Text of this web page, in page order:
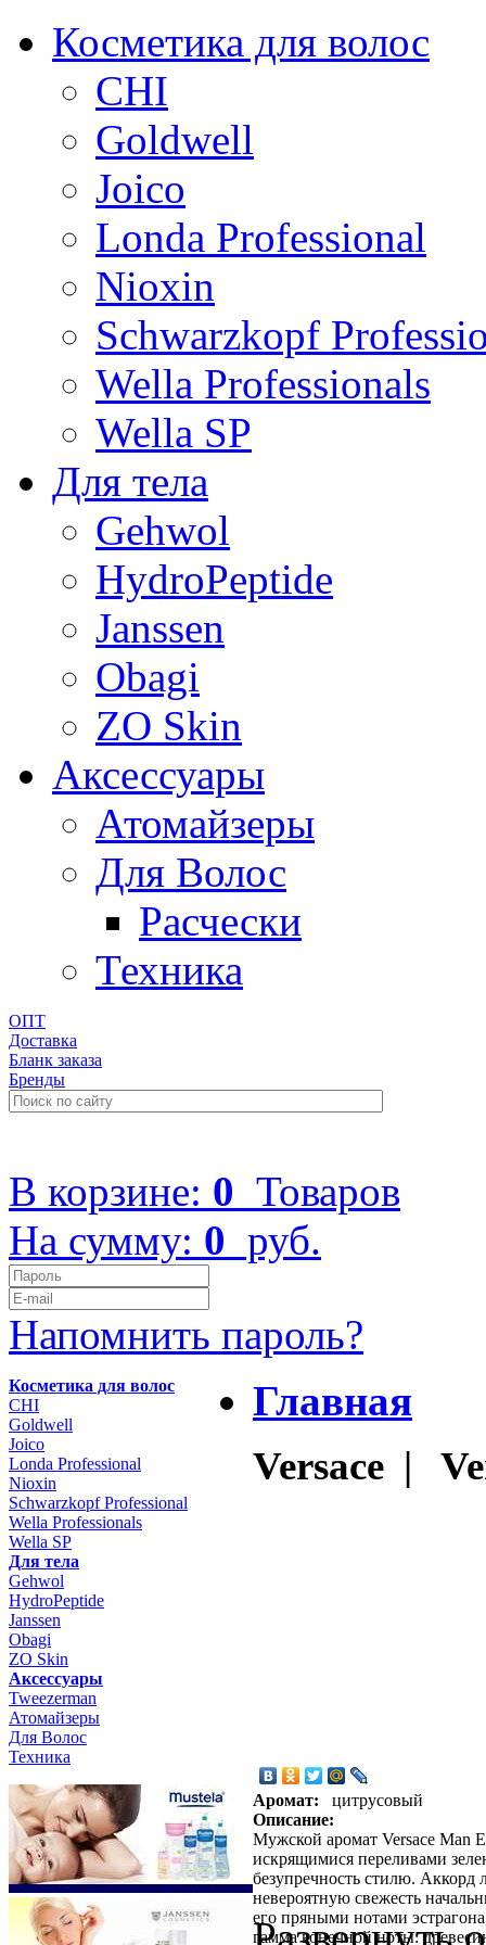
Косметика для волос
CHI
Goldwell
Joico
Londa Professional
Nioxin
Schwarzkopf
Wella Professionals
Wella SP
Для тела
Gehwol
HydroPeptide
Janssen
Obagi
ZO Skin
Aксессуары
Атомайзеры
Для Волос
Расчески
Техника
ОПТ
Доставка
Бланк заказа
Бренды
В корзине: 0 Товаров
На сумму: 0 руб.
Напомнить пароль?
Косметика для волос
CHI
Goldwell
Joico
Londa Professional
Nioxin
Schwarzkopf Professional
Wella Professionals
Wella SP
Для тела
Gehwol
HydroPeptide
Janssen
Obagi
ZO Skin
Aксессуары
Tweezerman
Атомайзеры
Для Волос
Техника
Главная
Versace |
Аромат:
цитрусовый
Описание:
Мужской аромат Versace Man
искрящимися переливами
безупречность стилю. Аккорд
невероятную свежесть
его пряными нотами
гамма конечной ноты: